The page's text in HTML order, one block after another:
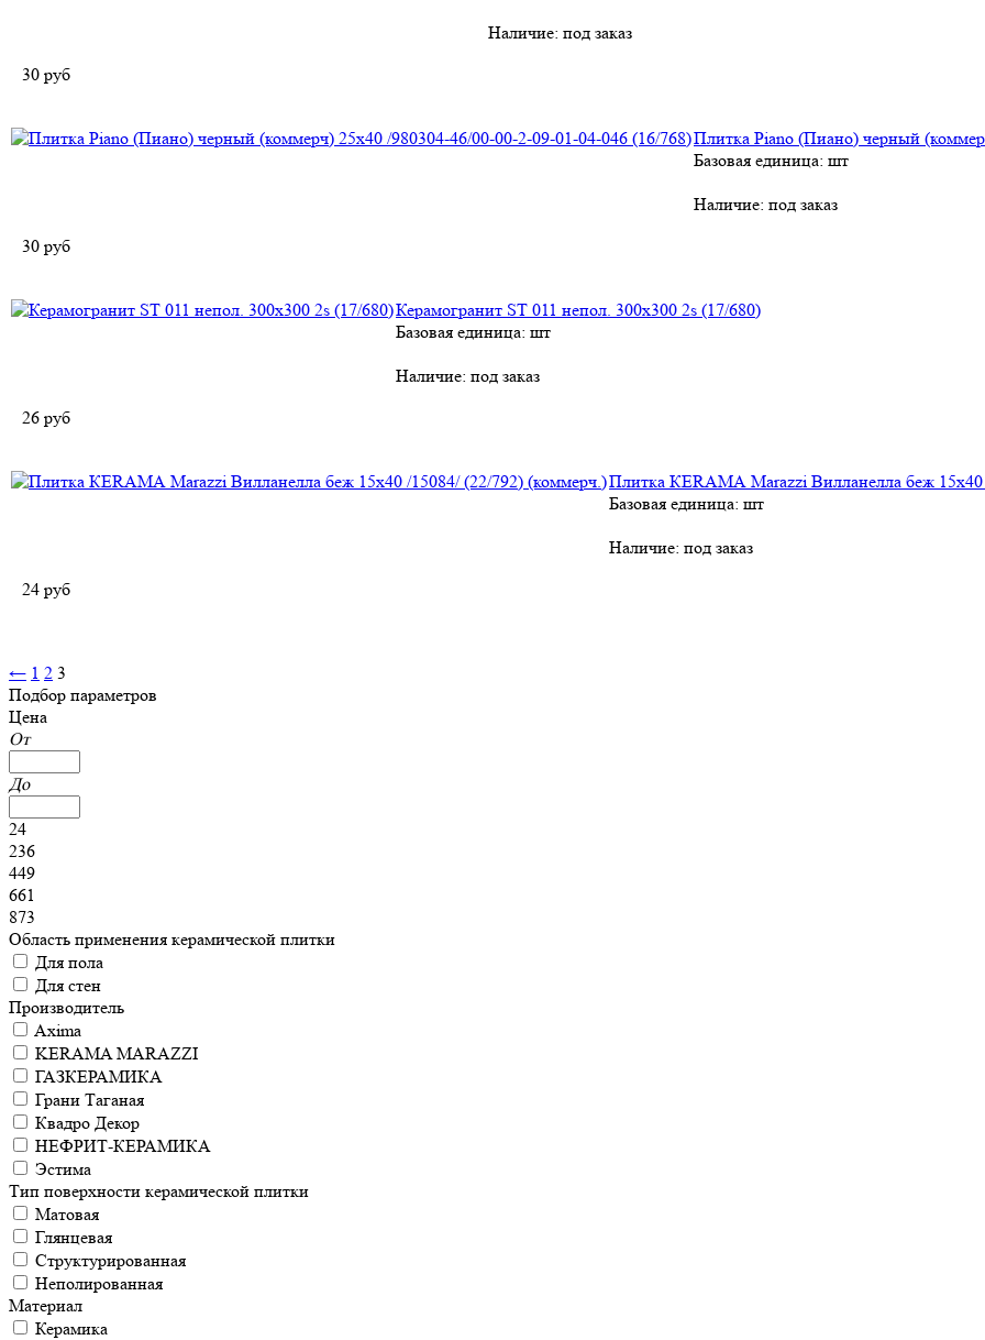
Наличие: под заказ
30 руб
Плитка Piano (Пиано) черный
Базовая единица: шт
Наличие: под заказ
30 руб
Керамогранит ST 011 непол. 300х300 2s (17/680)
Базовая единица: шт
Наличие: под заказ
26 руб
Плитка КЕRАМА Marazzi Вилланелла беж 15х40
Базовая единица: шт
Наличие: под заказ
24 руб
← 1 2 3
Подбор параметров
Цена
От
До
24
236
449
661
873
Область применения керамической плитки
Для пола
Для стен
Производитель
Axima
KERAMA MARAZZI
ГАЗКЕРАМИКА
Грани Таганая
Квадро Декор
НЕФРИТ-КЕРАМИКА
Эстима
Тип поверхности керамической плитки
Матовая
Глянцевая
Структурированная
Неполированная
Материал
Керамика